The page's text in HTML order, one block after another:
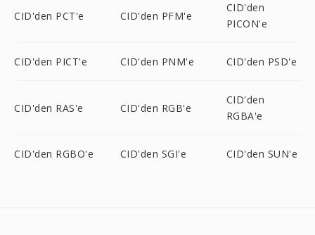
CID'den PCT'e CID'den PFM'e
CID'den
PICON'e
CID'den PICT'e CID'den PNM'e CID'den PSD'e
CID'den RAS'e CID'den RGB'e
CID'den
RGBA'e
CID'den RGBO'e CID'den SGI'e CID'den SUN'e